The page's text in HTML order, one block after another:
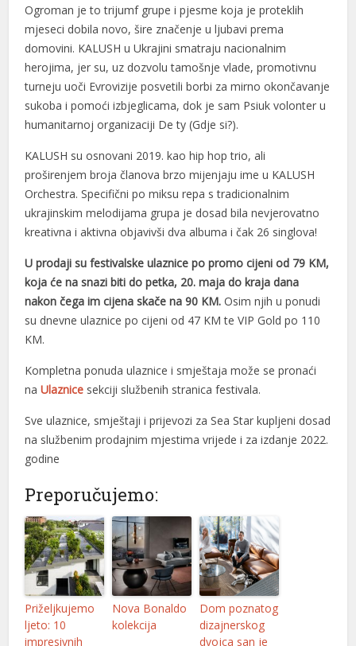
Ogroman je to trijumf grupe i pjesme koja je proteklih
mjeseci dobila novo, šire značenje u ljubavi prema
domovini. KALUSH u Ukrajini smatraju nacionalnim
herojima, jer su, uz dozvolu tamošnje vlade, promotivnu
turneju uoči Evrovizije posvetili borbi za mirno okončavanje
sukoba i pomoći izbjeglicama, dok je sam Psiuk volonter u
humanitarnoj organizaciji De ty (Gdje si?).
KALUSH su osnovani 2019. kao hip hop trio, ali
proširenjem broja članova brzo mijenjaju ime u KALUSH
Orchestra. Specifični po miksu repa s tradicionalnim
ukrajinskim melodijama grupa je dosad bila nevjerovatno
kreativna i aktivna objavivši dva albuma i čak 26 singlova!
U prodaji su festivalske ulaznice po promo cijeni od 79 KM,
koja će na snazi biti do petka, 20. maja do kraja dana
nakon čega im cijena skače na 90 KM. Osim njih u ponudi
su dnevne ulaznice po cijeni od 47 KM te VIP Gold po 110
KM.
Kompletna ponuda ulaznice i smještaja može se pronaći
naUlaznice sekciji službenih stranica festivala.
Sve ulaznice, smještaji i prijevozi za Sea Star kupljeni dosad
na službenim prodajnim mjestima vrijede i za izdanje 2022.
godine
Preporučujemo:
Priželjkujemo
ljeto: 10
impresivnih
Nova Bonaldo
kolekcija
Dom poznatog
dizajnerskog
dvojca san je